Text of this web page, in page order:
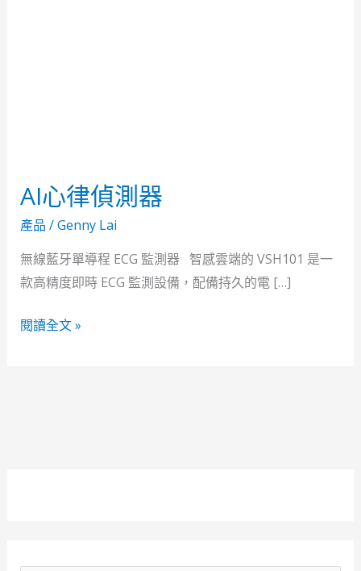
AI心律偵測器
產品 /Genny Lai
無線藍牙單導程 ECG 監測器 智感雲端的 VSH101 是一
款高精度即時 ECG 監測設備，配備持久的電 […]
閱讀全文 »